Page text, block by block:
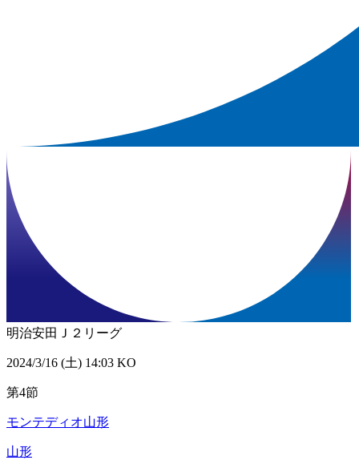
明治安田Ｊ２リーグ
2024/3/16 (土) 14:03 KO
第4節
モンテディオ山形
山形